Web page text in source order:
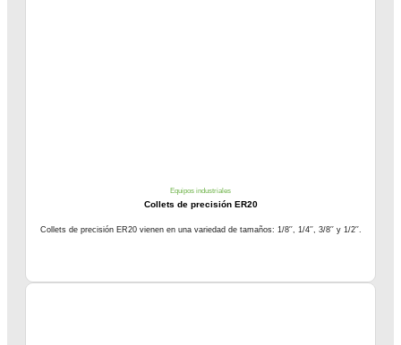
Equipos industriales
Collets de precisión ER20
Collets de precisión ER20 vienen en una variedad de tamaños: 1/8′′, 1/4′′, 3/8′′ y 1/2′′.